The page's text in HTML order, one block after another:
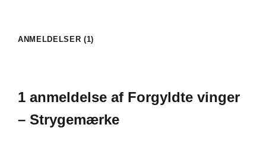
ANMELDELSER (1)
1 anmeldelse af Forgyldte vinger
– Strygemærke